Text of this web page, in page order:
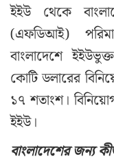
ইইউ থেকে
(এফডিআই)
বাংলাদেশে
কোটি ডলারের
১৭ শতাংশ।
ইইউ।
বাংলাদেশের জন্য